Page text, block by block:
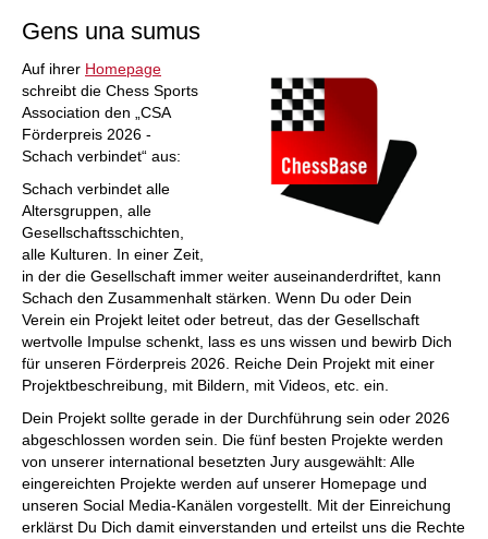
Gens una sumus
Auf ihrer Homepage
schreibt die Chess Sports
Association den „CSA
Förderpreis 2026 -
Schach verbindet“ aus:
Schach verbindet alle
Altersgruppen, alle
Gesellschaftsschichten,
alle Kulturen. In einer Zeit,
in der die Gesellschaft immer weiter auseinanderdriftet, kann
Schach den Zusammenhalt stärken. Wenn Du oder Dein
Verein ein Projekt leitet oder betreut, das der Gesellschaft
wertvolle Impulse schenkt, lass es uns wissen und bewirb Dich
für unseren Förderpreis 2026. Reiche Dein Projekt mit einer
Projektbeschreibung, mit Bildern, mit Videos, etc. ein.
Dein Projekt sollte gerade in der Durchführung sein oder 2026
abgeschlossen worden sein. Die fünf besten Projekte werden
von unserer international besetzten Jury ausgewählt: Alle
eingereichten Projekte werden auf unserer Homepage und
unseren Social Media-Kanälen vorgestellt. Mit der Einreichung
erklärst Du Dich damit einverstanden und erteilst uns die Rechte